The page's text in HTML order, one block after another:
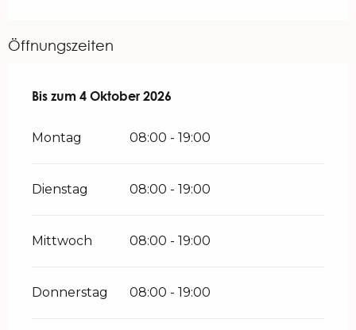
Öffnungszeiten
vom1 Mai 2026bis zum
Bis zum 4 Oktober 2026
Montag 08:00 - 19:00
Dienstag 08:00 - 19:00
Mittwoch 08:00 - 19:00
Donnerstag 08:00 - 19:00